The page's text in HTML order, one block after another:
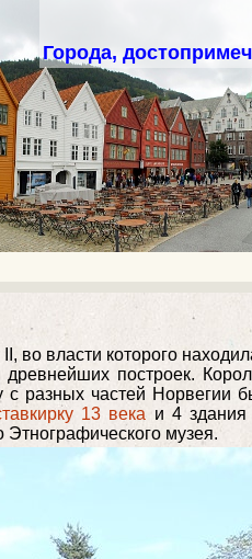
Города,
власти которого
древнейших построек.
разных частей Норвегии
13 века и 4
музея.